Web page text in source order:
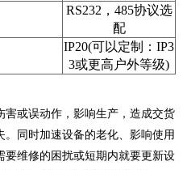
RS232，485协议选
配
IP20(可以定制：IP3
3或更高户外等级)
或误动作，影响生产，造成交货
同时加速设备的老化、影响使用
维修的困扰或短期内就要更新设